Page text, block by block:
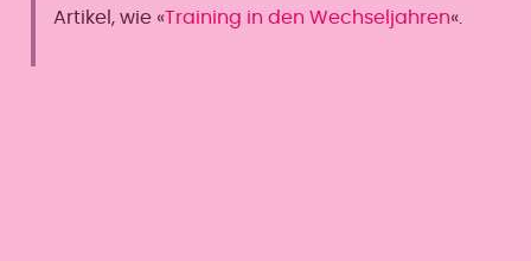
Artikel, wie «Training in den Wechseljahren«.